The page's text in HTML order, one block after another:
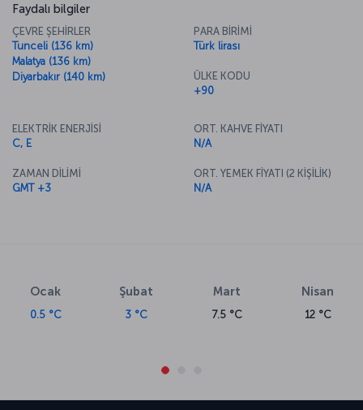
Faydalı bilgiler
ÇEVRE ŞEHİRLER
Tunceli (136 km)
Malatya (136 km)
Diyarbakır (140 km)
PARA BİRİMİ
Türk lirası
ÜLKE KODU
+90
ELEKTRİK ENERJİSİ
C, E
ZAMAN DİLİMİ
GMT +3
ORT. KAHVE FİYATI
N/A
ORT. YEMEK FİYATI (2 KİŞİLİK)
N/A
Ocak
0.5 °C
Şubat
3 °C
Mart
7.5 °C
Nisan
12 °C